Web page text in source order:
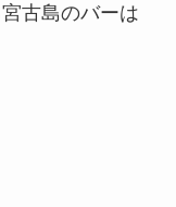
古島のバーは